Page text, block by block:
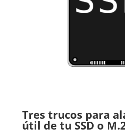
Tres trucos para
útil de tu SSD o